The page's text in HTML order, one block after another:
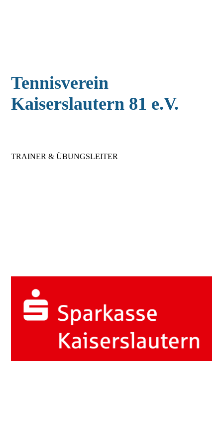
Tennisverein
Kaiserslautern 81 e.V.
TRAINER & ÜBUNGSLEITER